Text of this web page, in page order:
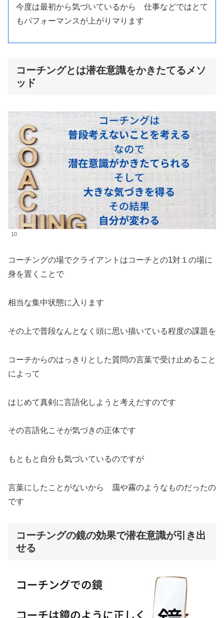
今度は最初から気づいているから 仕事などではとて
もパフォーマンスが上がりマります
コーチングとは潜在意識をかきたてるメソ
ッド
10
コーチングの場でクライアントはコーチとの1対１の場に
身を置くことで
相当な集中状態に入ります
その上で普段なんとなく頭に思い描いている程度の課題を
コーチからのはっきりとした質問の言葉で受け止めること
によって
はじめて真剣に言語化しようと考えだすのです
その言語化こそが気づきの正体です
もともと自分も気づいているのですが
言葉にしたことがないから 靄や霧のようなものだったの
です
コーチングの鏡の効果で潜在意識が引き出
せる